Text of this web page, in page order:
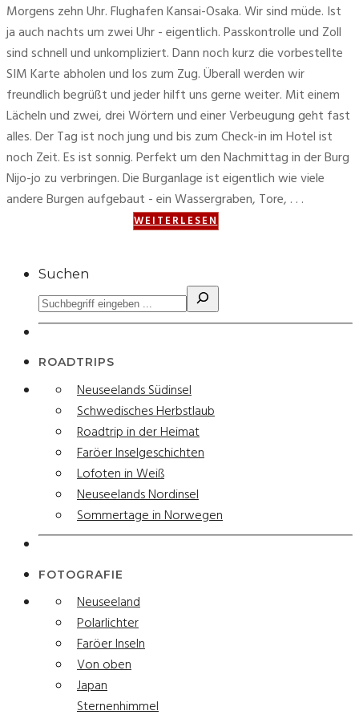
Morgens zehn Uhr. Flughafen Kansai-Osaka. Wir sind müde. Ist
ja auch nachts um zwei Uhr - eigentlich. Passkontrolle und Zoll
sind schnell und unkompliziert. Dann noch kurz die vorbestellte
SIM Karte abholen und los zum Zug. Überall werden wir
freundlich begrüßt und jeder hilft uns gerne weiter. Mit einem
Lächeln und zwei, drei Wörtern und einer Verbeugung geht fast
alles. Der Tag ist noch jung und bis zum Check-in im Hotel ist
noch Zeit. Es ist sonnig. Perfekt um den Nachmittag in der Burg
Nijo-jo zu verbringen. Die Burganlage ist eigentlich wie viele
andere Burgen aufgebaut - ein Wassergraben, Tore, . . .
WEITERLESEN
Suchen
ROADTRIPS
Neuseelands Südinsel
Schwedisches Herbstlaub
Roadtrip in der Heimat
Faröer Inselgeschichten
Lofoten in Weiß
Neuseelands Nordinsel
Sommertage in Norwegen
FOTOGRAFIE
Neuseeland
Polarlichter
Faröer Inseln
Von oben
Japan
Sternenhimmel